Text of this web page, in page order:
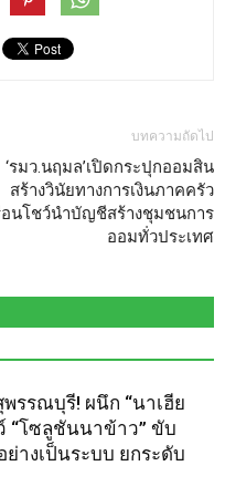
บทความถัดไป
‘รมว.นฤมล’เปิดกระปุกออมสิน
สร้างวินัยทางการเงินภาคครัว
อนโชว์นำบัญชีสร้างชุมชนการ
ออมทั่วประเทศ
พรรณบุรี! ผนึก “นาเฮีย
“โซลูชันนาข้าว” ขับ
างเป็นระบบ ยกระดับ